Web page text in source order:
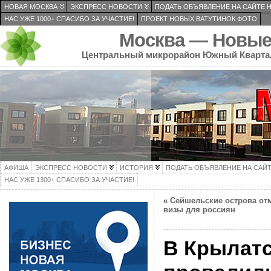
НОВАЯ МОСКВА ЭКСПРЕСС НОВОСТИ
ПОДАТЬ ОБЪЯВЛЕНИЕ НА САЙТЕ
НАС УЖЕ 1000+ СПАСИБО ЗА УЧАСТИЕ!
ПРОЕКТ НОВЫХ ВАТУТИНОК ФОТО
Москва — Новые
Центральный микрорайон Южный
АФИША ЭКСПРЕСС НОВОСТИ ИСТОРИЯ
ПОДАТЬ ОБЪЯВЛЕНИЕ НА
НАС УЖЕ 1300+ СПАСИБО ЗА УЧАСТИЕ!
« Сейшельские острова
визы для россиян
В